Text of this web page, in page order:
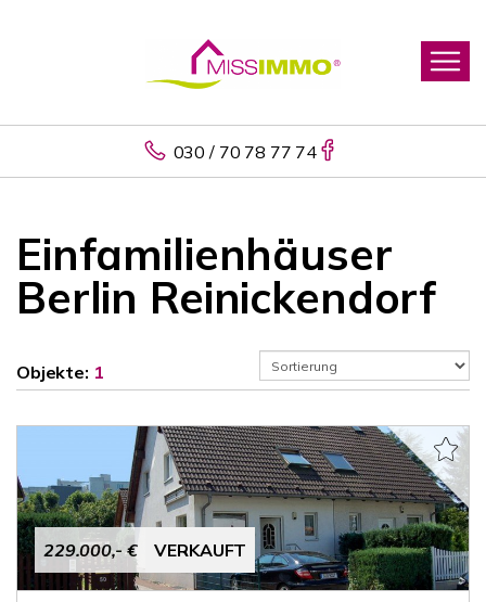
030 / 70 78 77 74
Einfamilienhäuser
Berlin Reinickendorf
Objekte: 1
229.000,- € VERKAUFT